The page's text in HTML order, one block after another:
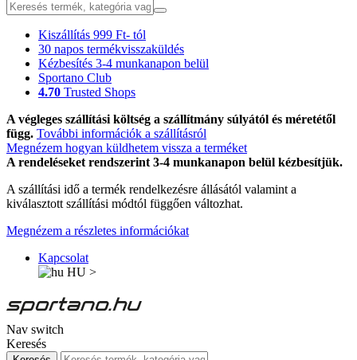
Kiszállítás 999 Ft- tól
30 napos termékvisszaküldés
Kézbesítés 3-4 munkanapon belül
Sportano Club
4.70 Trusted Shops
A végleges szállítási költség a szállítmány súlyától és méretétől
függ. További információk a szállításról
Megnézem hogyan küldhetem vissza a terméket
A rendeléseket rendszerint 3-4 munkanapon belül kézbesítjük.
A szállítási idő a termék rendelkezésre állásától valamint a
kiválasztott szállítási módtól függően változhat.
Megnézem a részletes információkat
Kapcsolat
HU >
Nav switch
Keresés